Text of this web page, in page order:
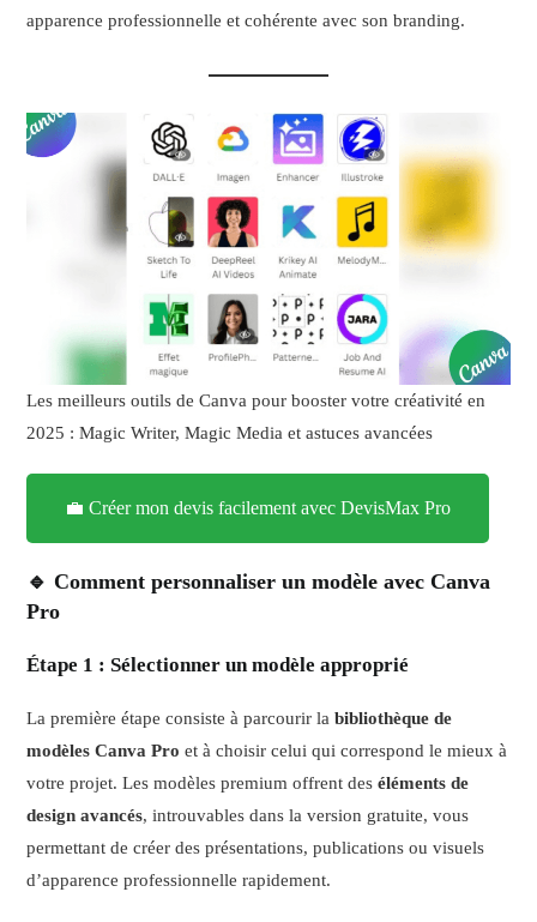
apparence professionnelle et cohérente avec son branding.
Les meilleurs outils de Canva pour booster votre créativité en
2025 : Magic Writer, Magic Media et astuces avancées
💼 Créer mon devis facilement avec DevisMax Pro
🔹 Comment personnaliser un modèle avec Canva
Pro
Étape 1 : Sélectionner un modèle approprié
La première étape consiste à parcourir labibliothèque de
modèles Canva Pro et à choisir celui qui correspond le mieux à
votre projet. Les modèles premium offrent deséléments de
design avancés, introuvables dans la version gratuite, vous
permettant de créer des présentations, publications ou visuels
d’apparence professionnelle rapidement.